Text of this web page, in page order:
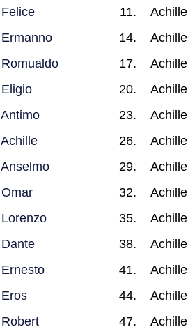
Felice Achille
Ermanno Achille
Romualdo Achille
Eligio Achille
Antimo Achille
Achille Achille
Anselmo Achille
Omar Achille
Lorenzo Achille
Dante Achille
Ernesto Achille
Eros Achille
Robert Achille